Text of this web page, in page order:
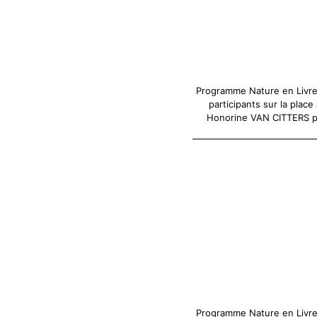
Programme Nature en
participants sur la
Honorine VAN
Programme Nature en